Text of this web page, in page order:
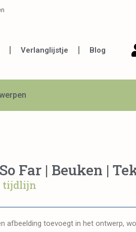
Verlanglijstje Blog
Far | Beuken |
tijdlijn
afbeelding toevoegt in het ontwerp,